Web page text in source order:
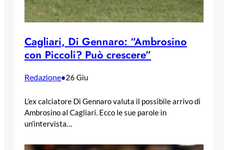
Cagliari, Di Gennaro: “Ambrosino
con Piccoli? Può crescere”
Redazione•26 Giu
L’ex calciatore Di Gennaro valuta il possibile arrivo di
Ambrosino al Cagliari. Ecco le sue parole in
un’intervista…